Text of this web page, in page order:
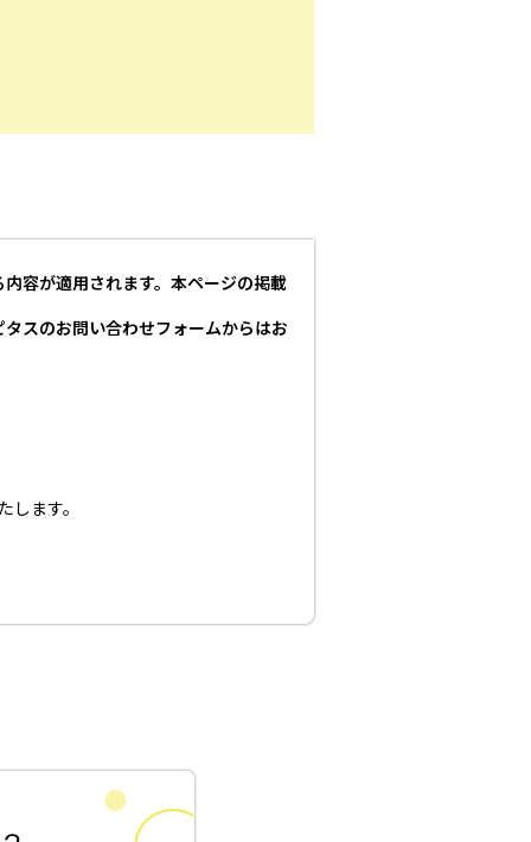
容が適用されます。本ページの掲載
スのお問い合わせフォームからはお
します。